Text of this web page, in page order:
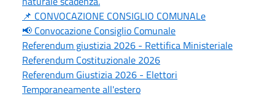
📌 CONVOCAZIONE CONSIGLIO COMUNALe
📢 Convocazione Consiglio Comunale
Referendum giustizia 2026 - Rettifica Ministeriale
Referendum Costituzionale 2026
Referendum Giustizia 2026 - Elettori
Temporaneamente all'estero